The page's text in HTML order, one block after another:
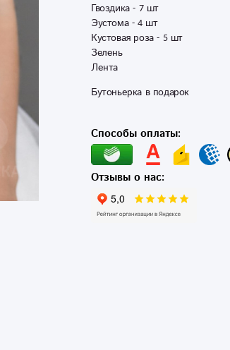
Гвоздика - 7 шт
Эустома - 4 шт
Кустовая роза - 5 шт
Зелень
Лента
Бутоньерка в подарок
Способы оплаты:
Отзывы о нас: